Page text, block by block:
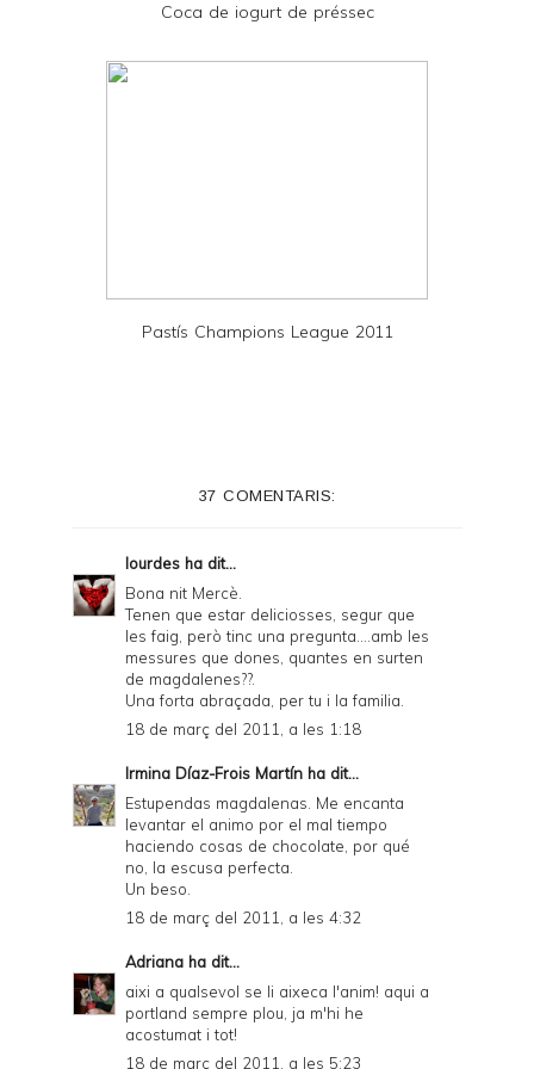
Coca de iogurt de préssec
Pastís Champions League 2011
37 COMENTARIS:
lourdes ha dit...
Bona nit Mercè.
Tenen que estar deliciosses, segur que
les faig, però tinc una pregunta....amb les
messures que dones, quantes en surten
de magdalenes??.
Una forta abraçada, per tu i la familia.
18 de març del 2011, a les 1:18
Irmina Díaz-Frois Martín ha dit...
Estupendas magdalenas. Me encanta
levantar el animo por el mal tiempo
haciendo cosas de chocolate, por qué
no, la escusa perfecta.
Un beso.
18 de març del 2011, a les 4:32
Adriana ha dit...
aixi a qualsevol se li aixeca l'anim! aqui a
portland sempre plou, ja m'hi he
acostumat i tot!
18 de març del 2011, a les 5:23